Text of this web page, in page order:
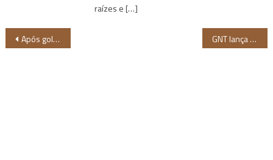
raízes e […]
Navegação
Após golpe militar, Sudão tem transição democrática interrompida GNT lança campanha para o mês da Consciência Negra